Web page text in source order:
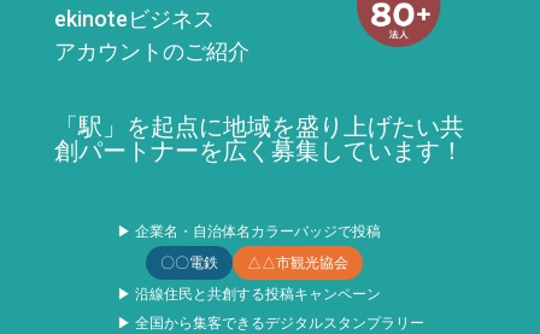
ekinoteビジネス
アカウントのご紹介
「駅」を起点に地域を盛り上げたい共
創パートナーを広く募集しています！
▶ 企業名・自治体名カラーバッジで投稿
〇〇電鉄
△△市観光協会
▶ 沿線住民と共創する投稿キャンペーン
▶ 全国から集客できるデジタルスタンプラリー